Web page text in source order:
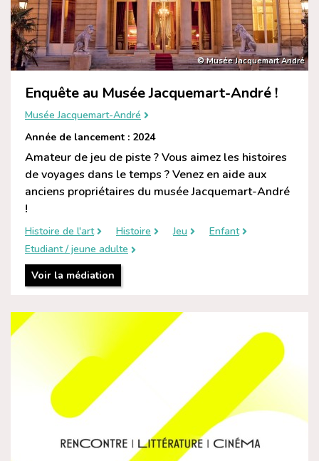
© Musée Jacquemart André
Enquête au Musée Jacquemart-André !
Musée Jacquemart-André
Année de lancement : 2024
Amateur de jeu de piste ? Vous aimez les histoires
de voyages dans le temps ? Venez en aide aux
anciens propriétaires du musée Jacquemart-André
!
Histoire de l'art Histoire Jeu
Enfant
Etudiant / jeune adulte
Voir la médiation